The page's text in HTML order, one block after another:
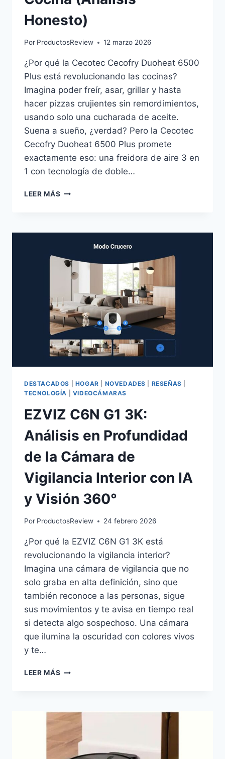
Honesto)
Por ProductosReview 12 marzo 2026
¿Por qué la Cecotec Cecofry Duoheat 6500
Plus está revolucionando las cocinas?
Imagina poder freír, asar, grillar y hasta
hacer pizzas crujientes sin remordimientos,
usando solo una cucharada de aceite.
Suena a sueño, ¿verdad? Pero la Cecotec
Cecofry Duoheat 6500 Plus promete
exactamente eso: una freidora de aire 3 en
1 con tecnología de doble…
LEER MÁS CECOTEC
PLUS:
DE
AIRE
EN
1
QUE
REVOLUCIONA
TU
COCINA
DESTACADOS HOGAR NOVEDADES RESEÑAS
TECNOLOGÍA
VIDEOCÁMARAS
EZVIZ C6N G1 3K:
Análisis en Profundidad
de la Cámara de
Vigilancia Interior con IA
y Visión 360°
Por ProductosReview 24 febrero 2026
¿Por qué la EZVIZ C6N G1 3K está
revolucionando la vigilancia interior?
Imagina una cámara de vigilancia que no
solo graba en alta definición, sino que
también reconoce a las personas, sigue
sus movimientos y te avisa en tiempo real
si detecta algo sospechoso. Una cámara
que ilumina la oscuridad con colores vivos
y te…
LEER MÁS EZVIZ
ANÁLISIS
EN
PROFUNDIDAD
DE